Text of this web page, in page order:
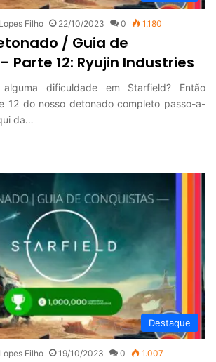
Filho 22/10/2023 0 1.180
/ Guia de
Parte 12: Ryujin Industries
dificuldade em Starfield? Então
12 do nosso detonado completo passo-a-
da…
Destaque
Filho 19/10/2023 0 1.007